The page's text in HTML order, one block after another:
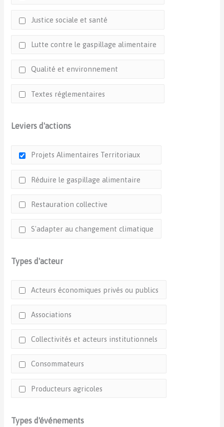
Justice sociale et santé
Lutte contre le gaspillage alimentaire
Qualité et environnement
Textes réglementaires
Leviers d'actions
Projets Alimentaires Territoriaux
Réduire le gaspillage alimentaire
Restauration collective
S'adapter au changement climatique
Types d'acteur
Acteurs économiques privés ou publics
Associations
Collectivités et acteurs institutionnels
Consommateurs
Producteurs agricoles
Types d'événements